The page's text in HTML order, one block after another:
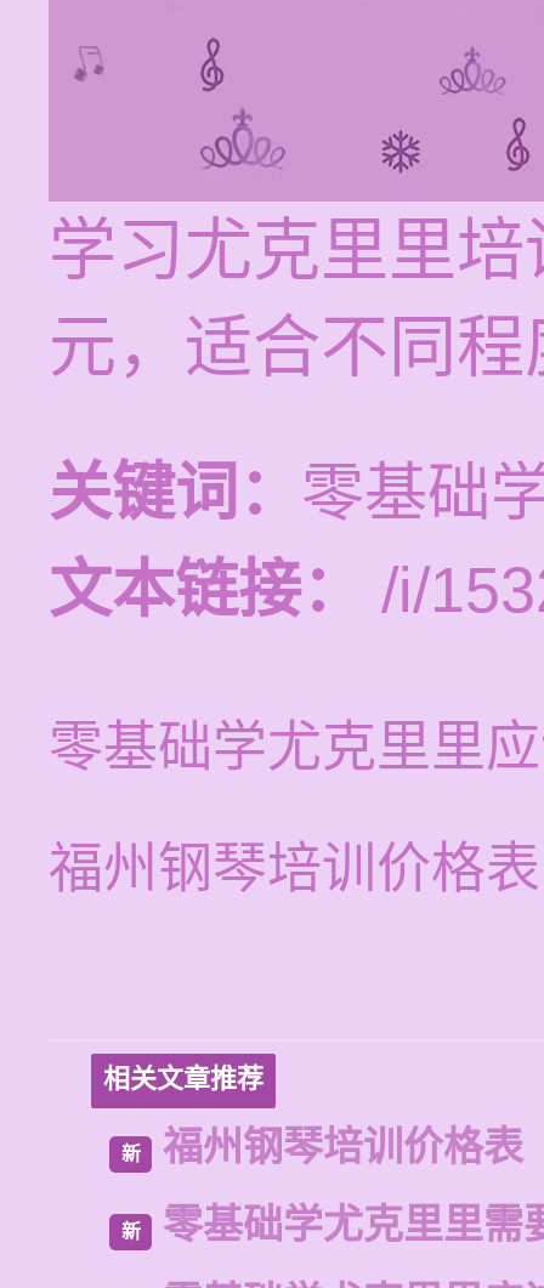
学习尤克里里
元，适合不同
关键词： 零基础
文本链接：
/i/
零基础学尤克里里
福州钢琴培训价格表
相关文章推荐
新 福州钢琴培训价格表
新
零基础学尤克里里需